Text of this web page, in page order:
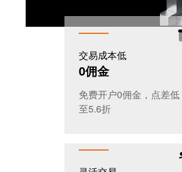
交易成本低
0佣金
免费开户0佣金，点差低
至5.6折